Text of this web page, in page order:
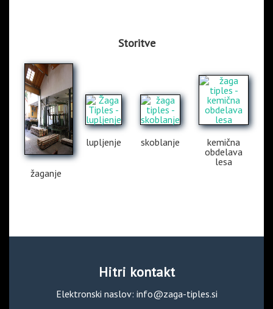
Storitve
žaganje
lupljenje skoblanje
kemična
obdelava
lesa
Hitri kontakt
Elektronski naslov: info@zaga-tiples.si